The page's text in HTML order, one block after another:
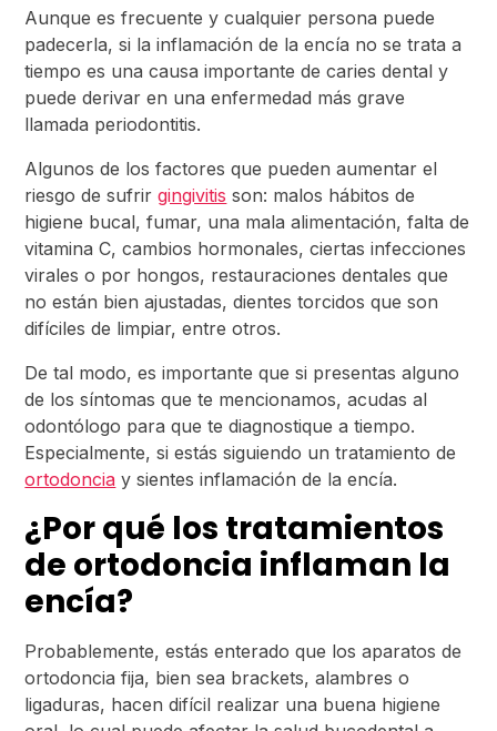
Aunque es frecuente y cualquier persona puede
padecerla, si la inflamación de la encía no se trata a
tiempo es una causa importante de caries dental y
puede derivar en una enfermedad más grave
llamada periodontitis.
Algunos de los factores que pueden aumentar el
riesgo de sufrirgingivitis son: malos hábitos de
higiene bucal, fumar, una mala alimentación, falta de
vitamina C, cambios hormonales, ciertas infecciones
virales o por hongos, restauraciones dentales que
no están bien ajustadas, dientes torcidos que son
difíciles de limpiar, entre otros.
De tal modo, es importante que si presentas alguno
de los síntomas que te mencionamos, acudas al
odontólogo para que te diagnostique a tiempo.
Especialmente, si estás siguiendo un tratamiento de
ortodoncia y sientes inflamación de la encía.
¿Por qué los tratamientos
de ortodoncia inflaman la
encía?
Probablemente, estás enterado que los aparatos de
ortodoncia fija, bien sea brackets, alambres o
ligaduras, hacen difícil realizar una buena higiene